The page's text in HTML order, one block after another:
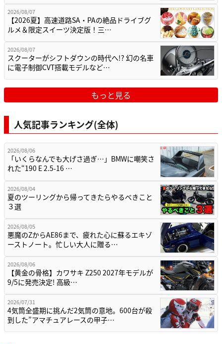
2026/08/07
【2026夏】高速道路SA・PAの絶品ドライブグ
ルメ＆限定スイーツ決定版！三…
2026/08/07
スクーターがシフトダウンの時代へ!? 幻の名車
に電子制御CVT搭載モデルなど…
もっと見る
人気記事ランキング(全体)
2026/08/06
「いくらなんでも大げさ過ぎ…」BMWに嘲笑さ
れた“190 E 2.5-16 …
2026/08/04
夏のツーリングから帰ってきたらやるべきこと
３選
2026/08/05
悪魔のZからAE86まで、疲れた心に蘇るエキゾ
ーストノート。忙しい大人に贈る…
2026/08/06
【黄金の骨格】カワサキ Z250 2027年モデルが
9/5に発売決定! 高級…
2026/07/31
4気筒全盛期に挑んだ2気筒の意地。600台が殺
到した”アマチュアレースの甲子…